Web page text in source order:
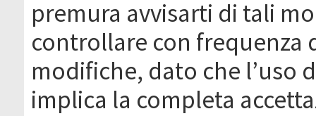
premura avvisarti di tali
controllare con frequenza
modifiche, dato che l’uso
implica la completa